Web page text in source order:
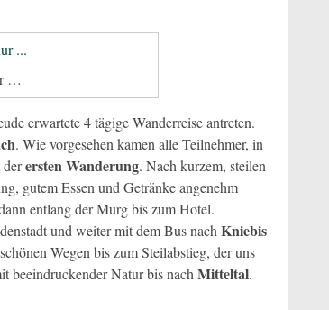
…
erwartete 4 tägige Wanderreise antreten.
. Wie vorgesehen kamen alle Teilnehmer, in
derersten Wanderung. Nach kurzem, steilen
gutem Essen und Getränke angenehm
entlang der Murg bis zum Hotel.
und weiter mit dem Bus nach Kniebis
Wegen bis zum Steilabstieg, der uns
beeindruckender Natur bis nach Mitteltal.